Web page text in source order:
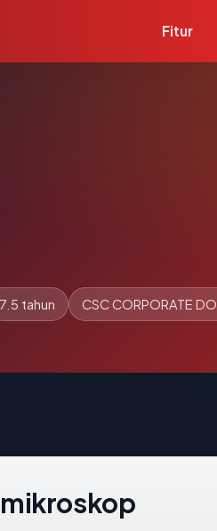
Fitur
7.5 tahun CSC CORPORATE